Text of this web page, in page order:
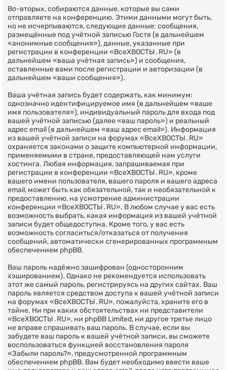
Во-вторых, собираются данные, которые вы сами
отправляете на конференцию. Этими данными могут быть,
но не исчерпываются, следующие данные: сообщения,
размещённые под учётной записью Гостя (в дальнейшем
«анонимные сообщения»), данные, указанные при
регистрации в конференции «ВсеХВОСТЫ․RU» (в
дальнейшем «ваша учётная запись») и сообщения,
оставленные вами после регистрации и авторизации (в
дальнейшем «ваши сообщения»).
Ваша учётная запись будет содержать, как минимум:
однозначно идентифицируемое имя (в дальнейшем «ваше
имя пользователя»), индивидуальный пароль для входа под
вашей учётной записью (далее «ваш пароль») и реальный
адрес email (в дальнейшем «ваш адрес email»). Информация
из вашей учётной записи на форумах «ВсеХВОСТЫ․RU»
охраняется законами о защите компьютерной информации,
применяемыми в стране, предоставляющей нам услуги
хостинга. Любая информация, запрашиваемая при
регистрации в конференции «ВсеХВОСТЫ․RU», кроме
вашего имени пользователя, вашего пароля и вашего адреса
email, может быть как обязательной, так и необязательной к
предоставлению, на усмотрение администрации
конференции «ВсеХВОСТЫ․RU». В любом случае у вас есть
возможность выбрать, какая информация из вашей учётной
записи будет общедоступна. Кроме того, у вас есть
возможность согласиться/отказаться от получения
сообщений, автоматически сгенерированных программным
обеспечением phpBB.
Ваш пароль надёжно зашифрован (односторонним
хэшированием). Однако не рекомендуется использовать
этот же самый пароль, регистрируясь на других сайтах. Ваш
пароль является средством доступа к вашей учётной записи
на форумах «ВсеХВОСТЫ․RU», пожалуйста, храните его в
тайне. Ни при каких обстоятельствах ни представители
«ВсеХВОСТЫ․RU», ни phpBB Limited, ни другое третье лицо
не вправе спрашивать ваш пароль. В случае, если вы
забудете ваш пароль к вашей учётной записи, вы сможете
воспользоваться функцией восстановления пароля
«Забыли пароль?», предусмотренной программным
обеспечением phpBB. Вам будет необходимо ввести ваше